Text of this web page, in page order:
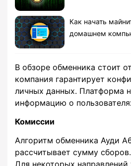
Как начать
домашнем
В обзоре обменника стоит
компания гарантирует
личных данных. Платформа
информацию о
Комиссии
Алгоритм обменника Ауди
рассчитывает сумму